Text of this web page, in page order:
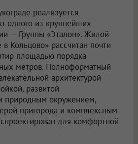
реализуется
одного из крупнейших
— Группы «Эталон». Жилой
в Кольцово» рассчитан почти
площадью порядка
метров. Полноформатный
архитектурой
развитой
природным окружением,
пригорода и комплексным
для комфортной